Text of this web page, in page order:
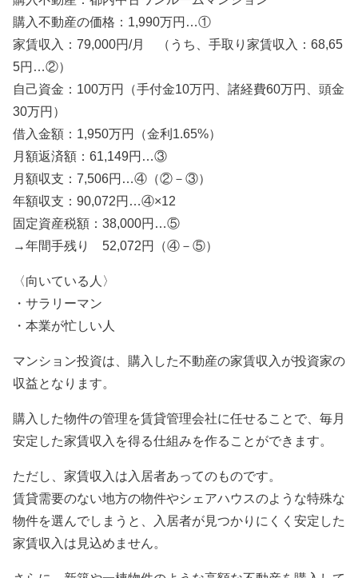
購入不動産の価格：1,990万円…①
家賃収入：79,000円/月 （うち、手取り家賃収入：68,65
5円…②）
自己資金：100万円（手付金10万円、諸経費60万円、頭金
30万円）
借入金額：1,950万円（金利1.65%）
月額返済額：61,149円…③
月額収支：7,506円…④（②－③）
年額収支：90,072円…④×12
固定資産税額：38,000円…⑤
→年間手残り 52,072円（④－⑤）
〈向いている人〉
・サラリーマン
・本業が忙しい人
マンション投資は、購入した不動産の家賃収入が投資家の
収益となります。
購入した物件の管理を賃貸管理会社に任せることで、毎月
安定した家賃収入を得る仕組みを作ることができます。
ただし、家賃収入は入居者あってのものです。
賃貸需要のない地方の物件やシェアハウスのような特殊な
物件を選んでしまうと、入居者が見つかりにくく安定した
家賃収入は見込めません。